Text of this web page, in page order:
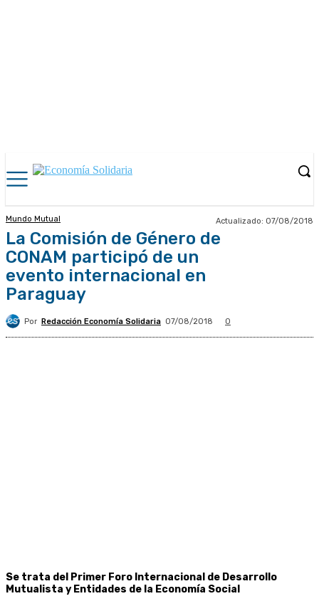
Mundo Mutual Actualizado: 07/08/2018
La Comisión de Género de
CONAM participó de un
evento internacional en
Paraguay
Por Redacción Economía Solidaria 07/08/2018 0
Se trata del Primer Foro Internacional de Desarrollo
Mutualista y Entidades de la Economía Social